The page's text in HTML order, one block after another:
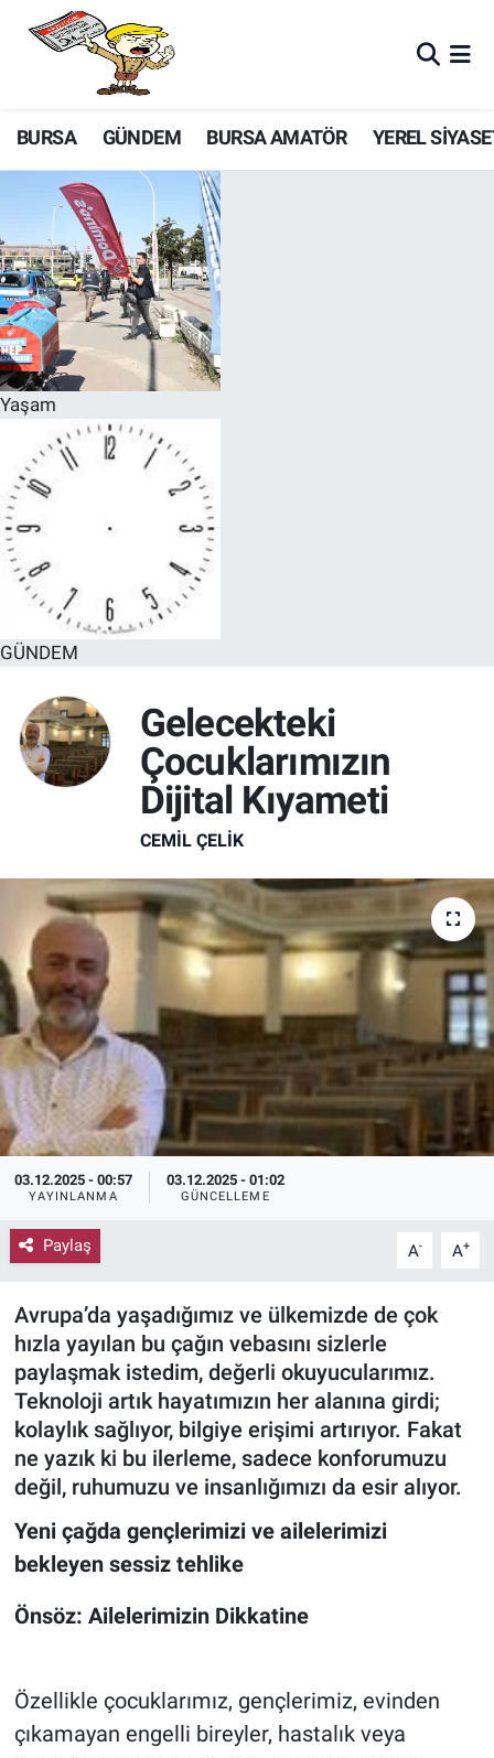
BURSA GÜNDEM BURSA AMATÖR YEREL
Yaşam
GÜNDEM
Gelecekteki
Çocuklarımızın
Dijital Kıyameti
CEMIL ÇELIK
03.12.2025 - 00:57
YAYINLANMA
03.12.2025 - 01:02
GÜNCELLEME
Paylaş A- A+
Avrupa’da yaşadığımız ve ülkemizde de çok
hızla yayılan bu çağın vebasını sizlerle
paylaşmak istedim, değerli okuyucularımız.
Teknoloji artık hayatımızın her alanına girdi;
kolaylık sağlıyor, bilgiye erişimi artırıyor. Fakat
ne yazık ki bu ilerleme, sadece konforumuzu
değil, ruhumuzu ve insanlığımızı da esir alıyor.
Yeni çağda gençlerimizi ve ailelerimizi
bekleyen sessiz tehlike
Önsöz: Ailelerimizin Dikkatine
Özellikle çocuklarımız, gençlerimiz, evinden
çıkamayan engelli bireyler, hastalık veya